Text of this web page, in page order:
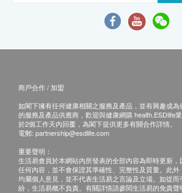
商戶合作 / 加盟
如閣下擁有任何健康相關之服務及產品，並有興趣成為
的服務及產品供應商，歡迎與健康網購 health.ESDlife
於2個工作天內回覆，為閣下提供更多有關合作詳情。
電郵: partnership@esdlife.com
重要聲明：
生活易會員於本網站內所發表的全部內容為即時更新
任何內容，並不會保證其準確性、完整性及質量。此
均屬個人意見，並不代表生活易之言論及立場。如從
紛，生活易概不負責。有關詳情請參閱生活易的免責聲